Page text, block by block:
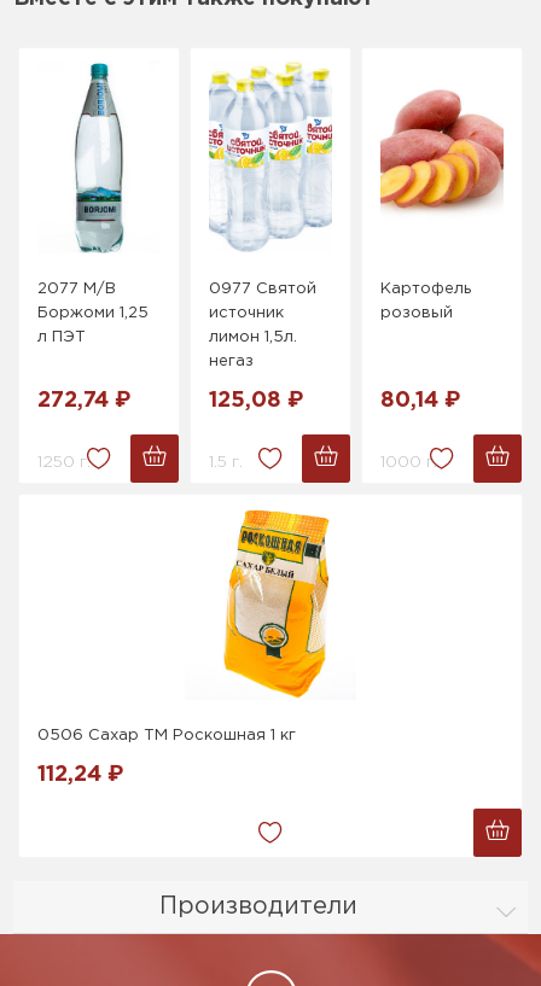
Производители
2077 М/В
Боржоми 1,25
л ПЭТ
272,74 ₽
1250 г.
0977 Святой
источник
лимон 1,5л.
негаз
125,08 ₽
1.5 г.
Картофель
розовый
80,14 ₽
1000 г.
0506 Сахар ТМ Роскошная 1 кг
112,24 ₽